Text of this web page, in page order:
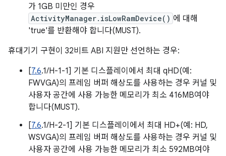
가 1GB 미만인 경우
ActivityManager.isLowRamDevice() 에 대해
'true'를 반환해야 합니다(MUST).
휴대기기 구현이 32비트 ABI 지원만 선언하는 경우:
[7.6.1/H-1-1] 기본 디스플레이에서 최대 qHD(예:
FWVGA)의 프레임 버퍼 해상도를 사용하는 경우 커널 및
사용자 공간에 사용 가능한 메모리가 최소 416MB여야
합니다(MUST).
[7.6.1/H-2-1] 기본 디스플레이에서 최대 HD+(예: HD,
WSVGA)의 프레임 버퍼 해상도를 사용하는 경우 커널 및
사용자 공간에 사용 가능한 메모리가 최소 592MB여야